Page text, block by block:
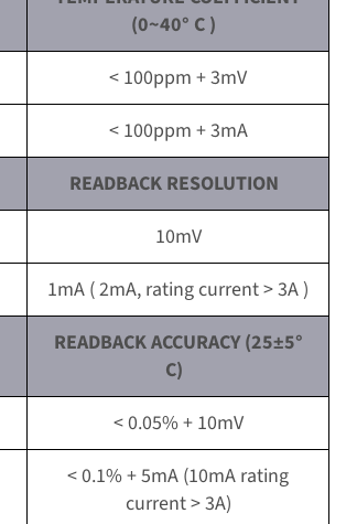
(0~40° C )
< 100ppm + 3mV
< 100ppm + 3mA
READBACK RESOLUTION
10mV
1mA ( 2mA, rating current > 3A )
READBACK ACCURACY (25±5°
C)
< 0.05% + 10mV
< 0.1% + 5mA (10mA rating
current > 3A)